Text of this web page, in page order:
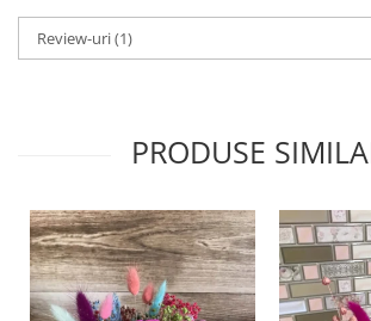
Review-uri(1)
PRODUSE